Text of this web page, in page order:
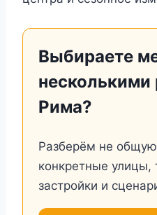
Выбираете
несколькими
Рима?
Разберём не
конкретные улицы,
застройки и